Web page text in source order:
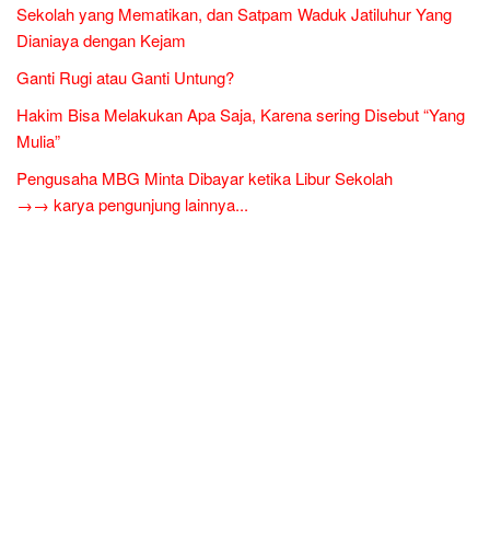
Sekolah yang Mematikan, dan Satpam Waduk Jatiluhur Yang
Dianiaya dengan Kejam
Ganti Rugi atau Ganti Untung?
Hakim Bisa Melakukan Apa Saja, Karena sering Disebut “Yang
Mulia”
Pengusaha MBG Minta Dibayar ketika Libur Sekolah
→→ karya pengunjung lainnya...